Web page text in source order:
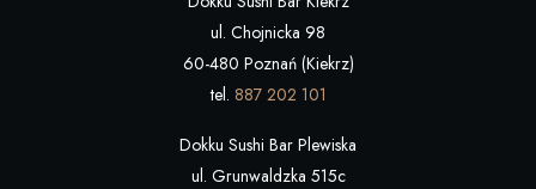
ul. Chojnicka 98
60-480 Poznań (Kiekrz)
tel. 887 202 101
Dokku Sushi Bar Plewiska
ul. Grunwaldzka 515c